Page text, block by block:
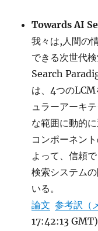
Towards AI
我々は,人間の
できる次世代
Search
は、4つのLCM
ュラーアーキ
な範囲に動的
コンポーネン
よって、信頼
検索システム
いる。
論文 参考訳（
17:42:13 GMT)